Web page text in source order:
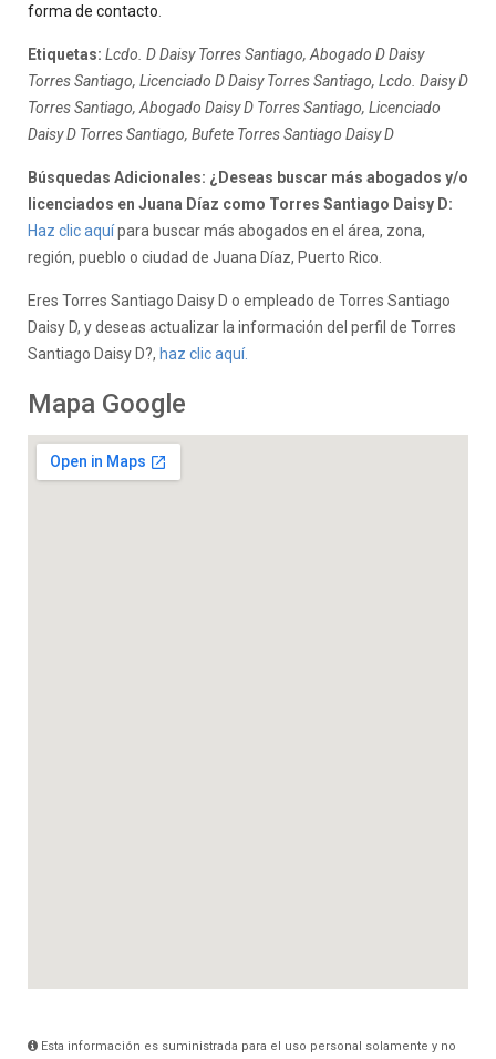
forma de contacto
Etiquetas: Lcdo. D Daisy Torres Santiago, Abogado D Daisy
Torres Santiago, Licenciado D Daisy Torres Santiago, Lcdo. Daisy D
Torres Santiago, Abogado Daisy D Torres Santiago, Licenciado
Daisy D Torres Santiago, Bufete Torres Santiago Daisy D
Búsquedas Adicionales: ¿Deseas buscar más abogados y/o
licenciados en Juana Díaz como Torres Santiago Daisy D:
Haz clic aquípara buscar más abogados en el área, zona,
región, pueblo o ciudad de Juana Díaz, Puerto Rico.
Eres Torres Santiago Daisy D o empleado de Torres Santiago
Daisy D, y deseas actualizar la información del perfil de Torres
Santiago Daisy D?, haz clic aquí.
Mapa Google
Esta información es suministrada para el uso personal solamente y no